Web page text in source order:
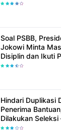
Soal PSBB,
Jokowi Minta
Disiplin dan Ikuti
Kesehatan
Hindari Duplikasi
Penerima
Dilakukan Seleksi
Penjelasanya